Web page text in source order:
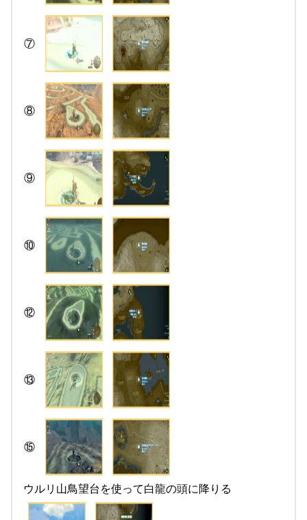
⑦
⑧
⑨
⑩
⑫
⑬
⑮
ウルリ山鳥望台を使って白龍の頭に降りる